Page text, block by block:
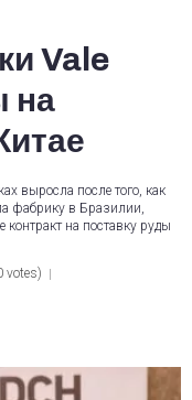
Vale
на
выросла после того, как
фабрику в Бразилии,
на поставку руды
votes)